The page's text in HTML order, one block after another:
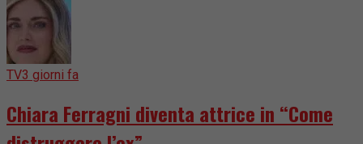
TV3 giorni fa
Chiara Ferragni diventa attrice in “Come